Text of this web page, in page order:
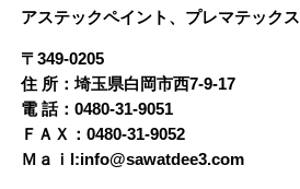
アステックペイント、プレマテック
〒349-0205
住 所：埼玉県白岡市西7-9-17
電 話：0480-31-9051
ＦＡＸ：0480-31-9052
Ｍａｉl:info@sawatdee3.com